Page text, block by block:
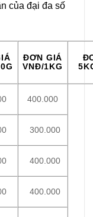
của đại đa số
ĐƠN GIÁ
VNĐ/1KG
400.000
300.000
400.000
400.000